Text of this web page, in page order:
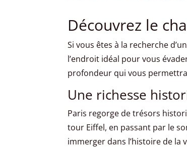
Découvrez le
Si vous êtes à la recherche
l’endroit idéal pour vous
profondeur qui vous
Une richesse
Paris regorge de trésors
tour Eiffel, en passant par le
immerger dans l’histoire de la